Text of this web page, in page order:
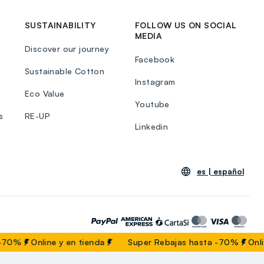
Online y en tienda Super Rebajas hasta -70%
SUSTAINABILITY
Discover our journey
Sustainable Cotton
Eco Value
RE-UP
FOLLOW US ON SOCIAL
MEDIA
Facebook
Instagram
Youtube
Linkedin
es | español